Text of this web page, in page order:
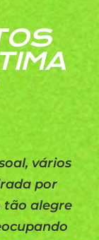
vários
por
tão alegre